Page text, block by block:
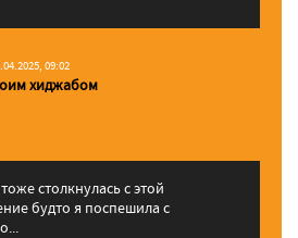
09:02
хиджабом
столкнулась с этой
будто я поспешила с